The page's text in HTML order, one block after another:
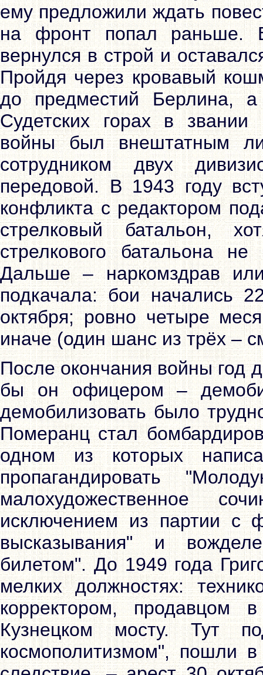
ему предложили ждать
на фронт попал раньше.
вернулся в строй и
Пройдя через кровавый
до предместий Берлина,
Судетских горах в
войны был внештатным
сотрудником двух
передовой. В 1943 году
конфликта с редактором
стрелковый батальон,
стрелкового батальона
Дальше – наркомздрав
подкачала: бои начались
октября; ровно четыре
иначе (один шанс из трёх –
После окончания войны год
бы он офицером –
демобилизовать было
Померанц стал
одном из которых
пропагандировать
малохудожественное
исключением из партии с
высказывания" и
билетом". До 1949 года
мелких должностях:
корректором, продавцом
Кузнецком мосту. Тут
космополитизмом", пошли